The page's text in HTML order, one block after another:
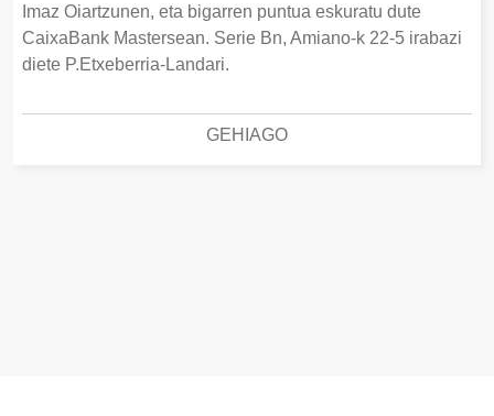
Imaz Oiartzunen, eta bigarren puntua eskuratu dute
CaixaBank Mastersean. Serie Bn, Amiano-k 22-5 irabazi
diete P.Etxeberria-Landari.
GEHIAGO